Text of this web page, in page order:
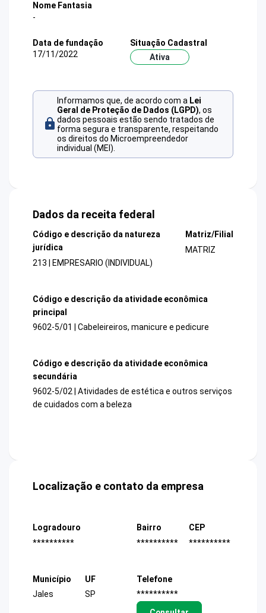
Nome Fantasia
-
Data de fundação
17/11/2022
Situação Cadastral
Ativa
Informamos que, de acordo com a Lei
Geral de Proteção de Dados (LGPD), os
dados pessoais estão sendo tratados de
forma segura e transparente, respeitando
os direitos do Microempreendedor
individual (MEI).
Dados da receita federal
Código e descrição da natureza
jurídica
213 | EMPRESARIO (INDIVIDUAL)
Matriz/Filial
MATRIZ
Código e descrição da atividade econômica
principal
9602-5/01 | Cabeleireiros, manicure e pedicure
Código e descrição da atividade econômica
secundária
9602-5/02 | Atividades de estética e outros serviços
de cuidados com a beleza
Localização e contato da empresa
Logradouro
**********
Bairro
**********
CEP
**********
Município
Jales
UF
SP
Telefone
**********